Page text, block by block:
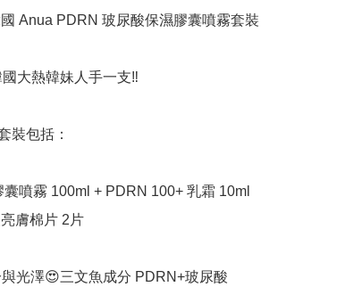
Anua PDRN 玻尿酸保濕膠囊噴霧套裝
大熱韓妹人手一支‼️
裝包括：
噴霧 100ml + PDRN 100+ 乳霜 10ml
膚棉片 2片
光澤😍三文魚成分 PDRN+玻尿酸